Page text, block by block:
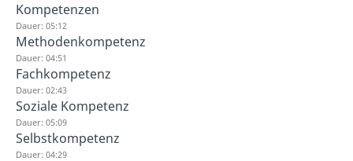
Kompetenzen
Dauer: 05:12
Methodenkompetenz
Dauer: 04:51
Fachkompetenz
Dauer: 02:43
Soziale Kompetenz
Dauer: 05:09
Selbstkompetenz
Dauer: 04:29